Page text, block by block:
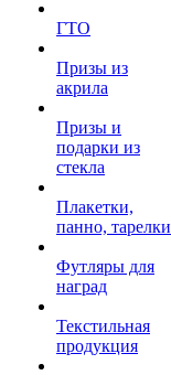
ГТО
Призы из
акрила
Призы и
подарки из
стекла
Плакетки,
панно, тарелки
Футляры для
наград
Текстильная
продукция